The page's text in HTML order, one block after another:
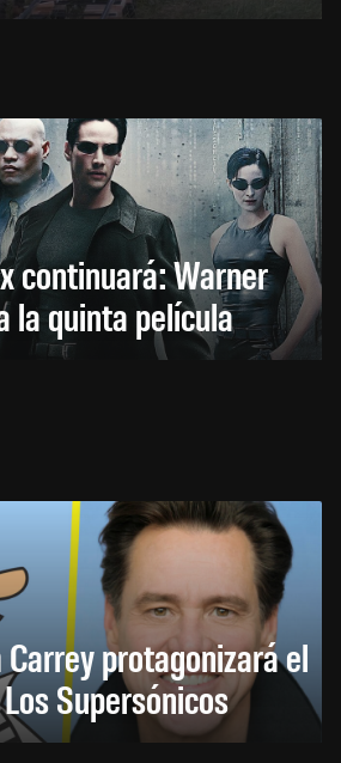
continuará: Warner
la quinta película
Carrey protagonizará el
Supersónicos